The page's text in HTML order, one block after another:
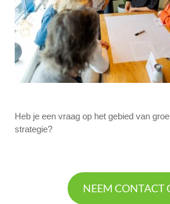
Heb je een vraag op het gebied van
strategie?
NEEM CONTACT